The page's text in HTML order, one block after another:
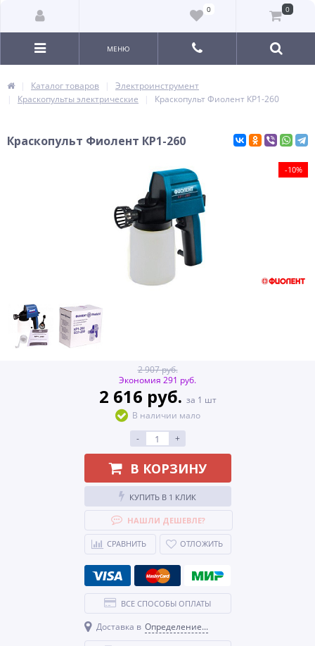
0 0
МЕНЮ
Каталог товаров
Электроинструмент
Краскопульты электрические
Краскопульт Фиолент КР1-260
Краскопульт Фиолент КР1-260
-10%
2 907 руб.
Экономия 291 руб.
2 616 руб. за 1 шт
В наличии мало
-
+
В КОРЗИНУ
КУПИТЬ В 1 КЛИК
НАШЛИ ДЕШЕВЛЕ?
СРАВНИТЬ ОТЛОЖИТЬ
ВСЕ СПОСОБЫ ОПЛАТЫ
Доставка в Определение...